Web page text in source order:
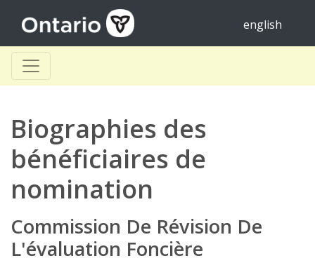
english
Biographies des
bénéficiaires de
nomination
Commission De Révision De
L'évaluation Foncière